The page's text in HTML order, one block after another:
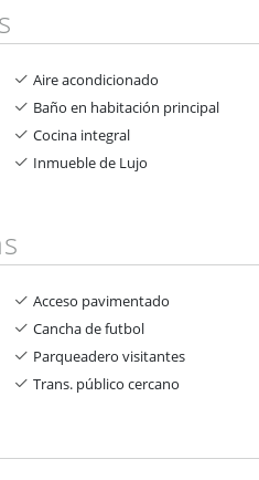
Aire acondicionado
Baño en habitación principal
Cocina integral
Inmueble de Lujo
Acceso pavimentado
Cancha de futbol
Parqueadero visitantes
Trans. público cercano